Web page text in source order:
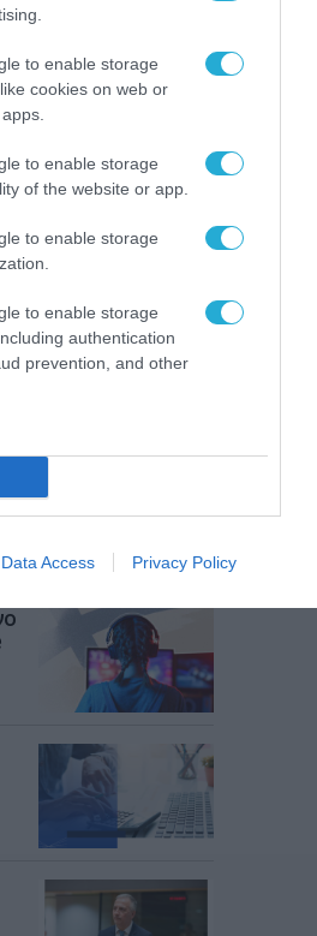
to enable storage
cookies on web or
to enable storage
of the website or app.
to enable storage
to enable storage
authentication
prevention, and other
Data Access Privacy Policy